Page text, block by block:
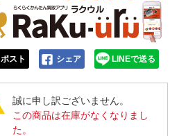
ポスト シェア LINEで送る
誠に申し訳ございません。
この商品は在庫がなくなりまし
た。